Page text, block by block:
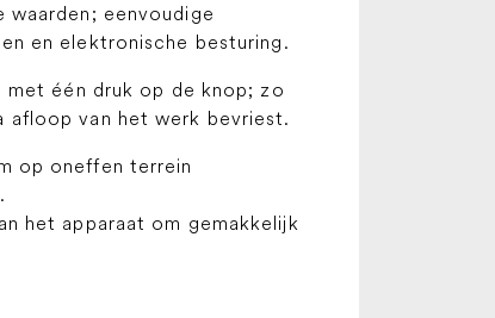
waarden; eenvoudige
en elektronische besturing.
één druk op de knop; zo
van het werk bevriest.
op oneffen terrein
het apparaat om gemakkelijk